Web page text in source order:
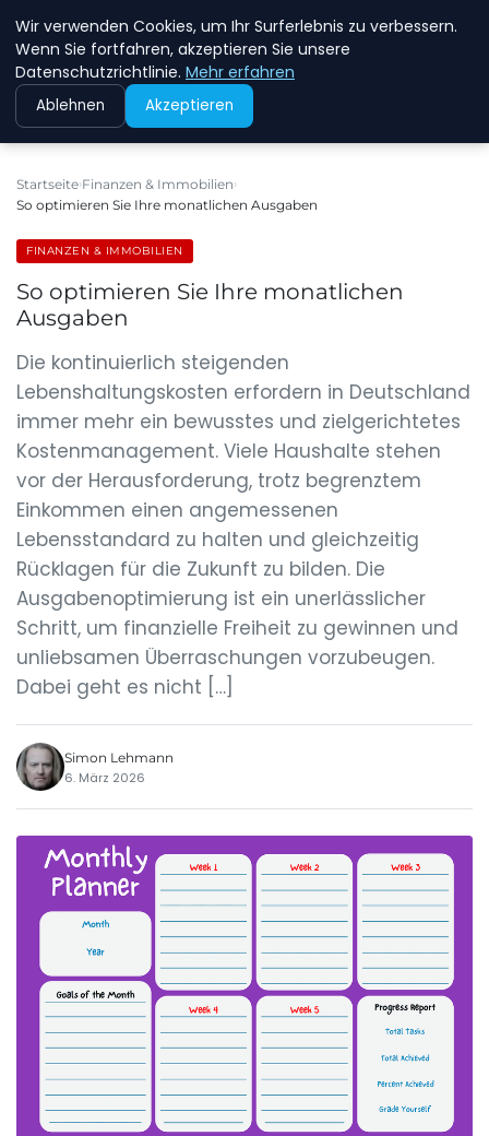
NEW ENERGY JOBS
Startseite Finanzen & Immobilien
So optimieren Sie Ihre monatlichen Ausgaben
FINANZEN & IMMOBILIEN
So optimieren Sie Ihre monatlichen
Ausgaben
Die kontinuierlich steigenden
Lebenshaltungskosten erfordern in Deutschland
immer mehr ein bewusstes und zielgerichtetes
Kostenmanagement. Viele Haushalte stehen
vor der Herausforderung, trotz begrenztem
Einkommen einen angemessenen
Lebensstandard zu halten und gleichzeitig
Rücklagen für die Zukunft zu bilden. Die
Ausgabenoptimierung ist ein unerlässlicher
Schritt, um finanzielle Freiheit zu gewinnen und
unliebsamen Überraschungen vorzubeugen.
Dabei geht es nicht […]
Simon Lehmann
6. März 2026
Wir verwenden Cookies, um Ihr Surferlebnis zu verbessern.
Wenn Sie fortfahren, akzeptieren Sie unsere
Datenschutzrichtlinie. Mehr erfahren
Ablehnen Akzeptieren